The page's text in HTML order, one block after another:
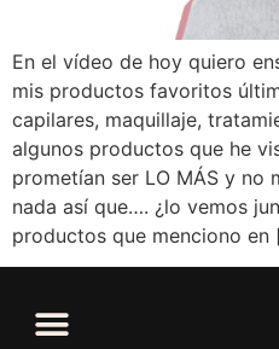
En el vídeo de hoy quiero
mis productos favoritos
capilares, maquillaje,
algunos productos que he
prometían ser LO MÁS y no
nada así que…. ¿lo vemos
productos que menciono en